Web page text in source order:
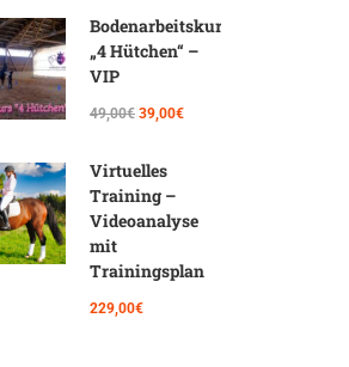
Bodenarbeitskurs
„4 Hütchen“ –
VIP
49,00€ 39,00€
Virtuelles
Training –
Videoanalyse
mit
Trainingsplan
229,00€